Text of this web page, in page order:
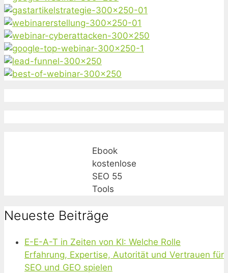
Ebook
kostenlose
SEO 55
Tools
Neueste Beiträge
E-E-A-T in Zeiten von KI: Welche Rolle
Erfahrung, Expertise, Autorität und Vertrauen für
SEO und GEO spielen